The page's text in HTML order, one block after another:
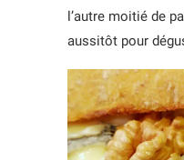
l’autre moitié de
aussitôt pour